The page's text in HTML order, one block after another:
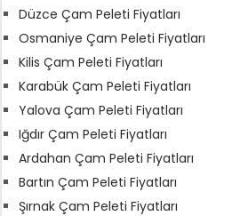
Düzce Çam Peleti Fiyatları
Osmaniye Çam Peleti Fiyatları
Kilis Çam Peleti Fiyatları
Karabük Çam Peleti Fiyatları
Yalova Çam Peleti Fiyatları
Iğdır Çam Peleti Fiyatları
Ardahan Çam Peleti Fiyatları
Bartın Çam Peleti Fiyatları
Şırnak Çam Peleti Fiyatları